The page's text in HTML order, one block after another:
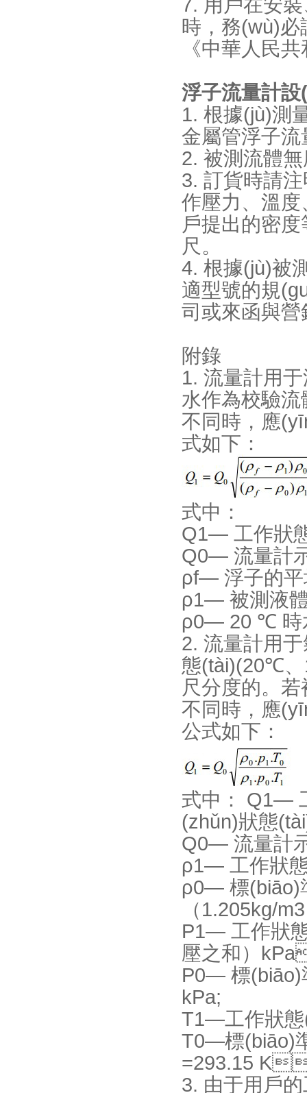
7. 用戶在安裝
時，務(wù)
《中華人民共
浮子流量計
1. 根據(jù)測
金屬管浮子流量
2. 被測流體
3. 訂貨時請注
作壓力、溫度
戶提出的密度
尺。
4. 根據(jù)被測
適型號的規
司或來函與營銷
附錄
1. 流量計用于
水作為校驗
不同時，應
式如下：
式中：
Q1— 工作狀
Q0— 流量計
ρf— 浮子的
ρ1— 被測液
ρ0— 20 ℃ 時水
2. 流量計用
態(tài)(20℃、
尺分度的。
不同時，應
公式如下：
式中： Q1—
(zhǔn)狀態
Q0— 流量計
ρ1— 工作狀
ρ0— 標(biāo)準
（1.205kg/m3）
P1— 工作狀
壓之和）
P0— 標(biāo)
kPa;
T1—工作狀態
T0—標(biāo)
=293.15
3. 由于用戶